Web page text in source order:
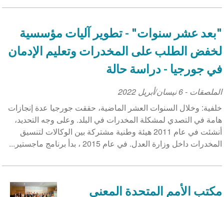
"بعد عشر سنوات" - تطوير آليات مؤسسية
لخفض الطلب على المخدرات وتعليم الإدمان
في جورجيا - دراسة حالة
الملصقات - 6 نيسان/أبريل 2022
خلفية: وخلال السنوات العشر الماضية، حققت جورجيا عدة إنجازات
هامة في التصدي لمشكلة المخدرات في البلد. وعلى وجه التحديد،
أنشئت في عام 2011 هيئة وطنية مشتركة بين الوكالات لتنسيق
المخدرات داخل وزارة العدل. في عام 2015 ، بدأ برنامج ماجستير...
مكتب الأمم المتحدة المعني